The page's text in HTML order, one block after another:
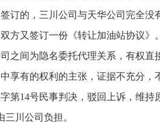
订的，三川公司与天华公司完全没
方又签订一份《转让加油站协议》
之间为隐名委托代理关系，有权直
中享有的权利的主张，证据不充分，
字第14号民事判决，驳回上诉，维
三川公司负担。